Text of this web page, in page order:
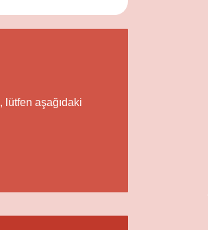
, lütfen aşağıdaki